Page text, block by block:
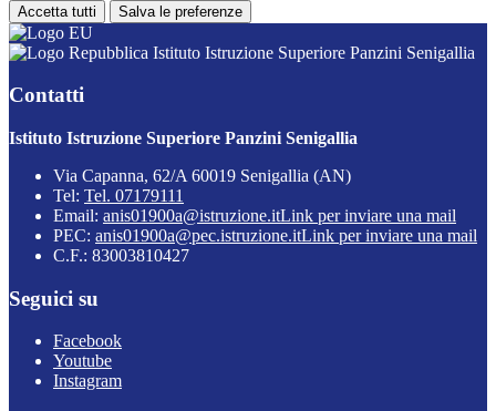
Accetta tutti Salva le preferenze
Istituto Istruzione Superiore Panzini Senigallia
Contatti
Istituto Istruzione Superiore Panzini Senigallia
Via Capanna, 62/A 60019 Senigallia (AN)
Tel: Tel. 07179111
Email: anis01900a@istruzione.itLink per inviare una mail
PEC: anis01900a@pec.istruzione.itLink per inviare una mail
C.F.: 83003810427
Seguici su
Facebook
Youtube
Instagram